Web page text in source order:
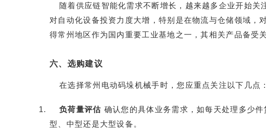
随着供应链智能化需求不断增长，越来越多企业开始
对自动化设备投资力度大增，特别是在物流与仓储领域，
得常州地区作为国内重要工业基地之一，其相关产品备受关
六、选购建议
在选择常州电动码垛机械手时，您应重点关注以下几点：
负荷量评估 确认您的具体业务需求，如每天处理多少
型、中型还是大型设备。